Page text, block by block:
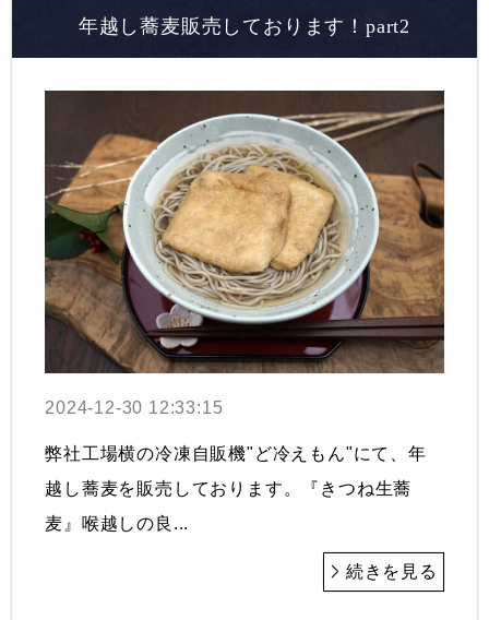
年越し蕎麦販売しております！part2
2024-12-30 12:33:15
弊社工場横の冷凍自販機"ど冷えもん"にて、年
越し蕎麦を販売しております。『きつね生蕎
麦』喉越しの良...
続きを見る